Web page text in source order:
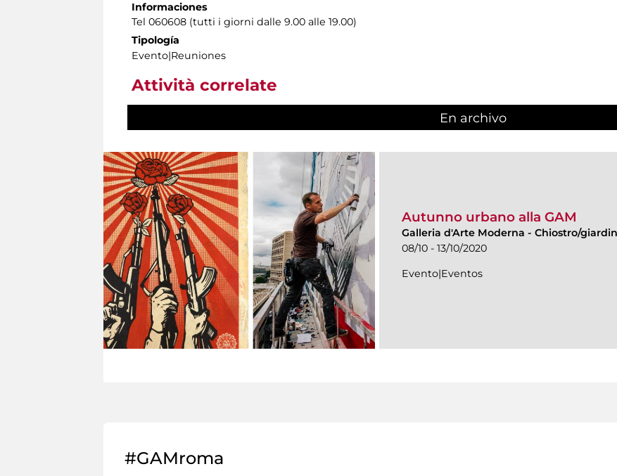
Informaciones
Tel 060608 (tutti i giorni dalle 9.00 alle 19.00)
Tipología
Evento|Reuniones
Attività correlate
En archivo
Autunno urbano alla GAM
Galleria d'Arte Moderna - Chiostro/
08/10 - 13/10/2020
Evento|Eventos
#GAMroma